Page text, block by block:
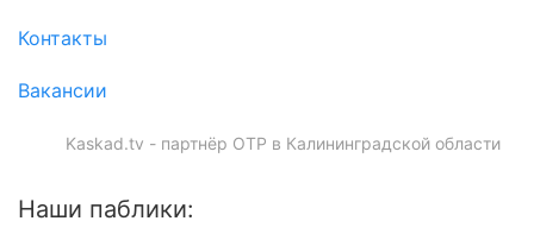
Контакты
Вакансии
Kaskad.tv - партнёр ОТР в Калининградской области
Наши паблики: